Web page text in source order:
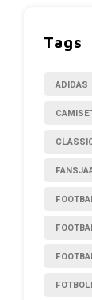
Tags
ADIDAS